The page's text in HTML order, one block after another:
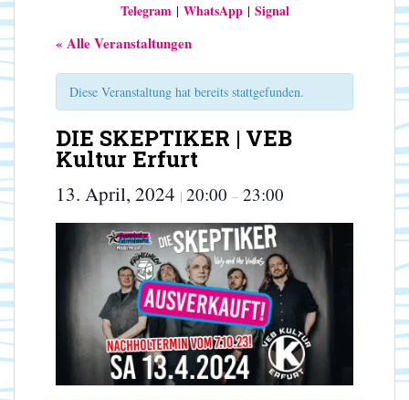
t
e
n
Telegram| WhatsApp| Signal
« Alle Veranstaltungen
Diese Veranstaltung hat bereits stattgefunden.
DIE SKEPTIKER | VEB
Kultur Erfurt
13. April, 2024 | 20:00 – 23:00